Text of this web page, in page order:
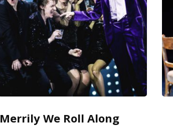
Merrily We Roll Along